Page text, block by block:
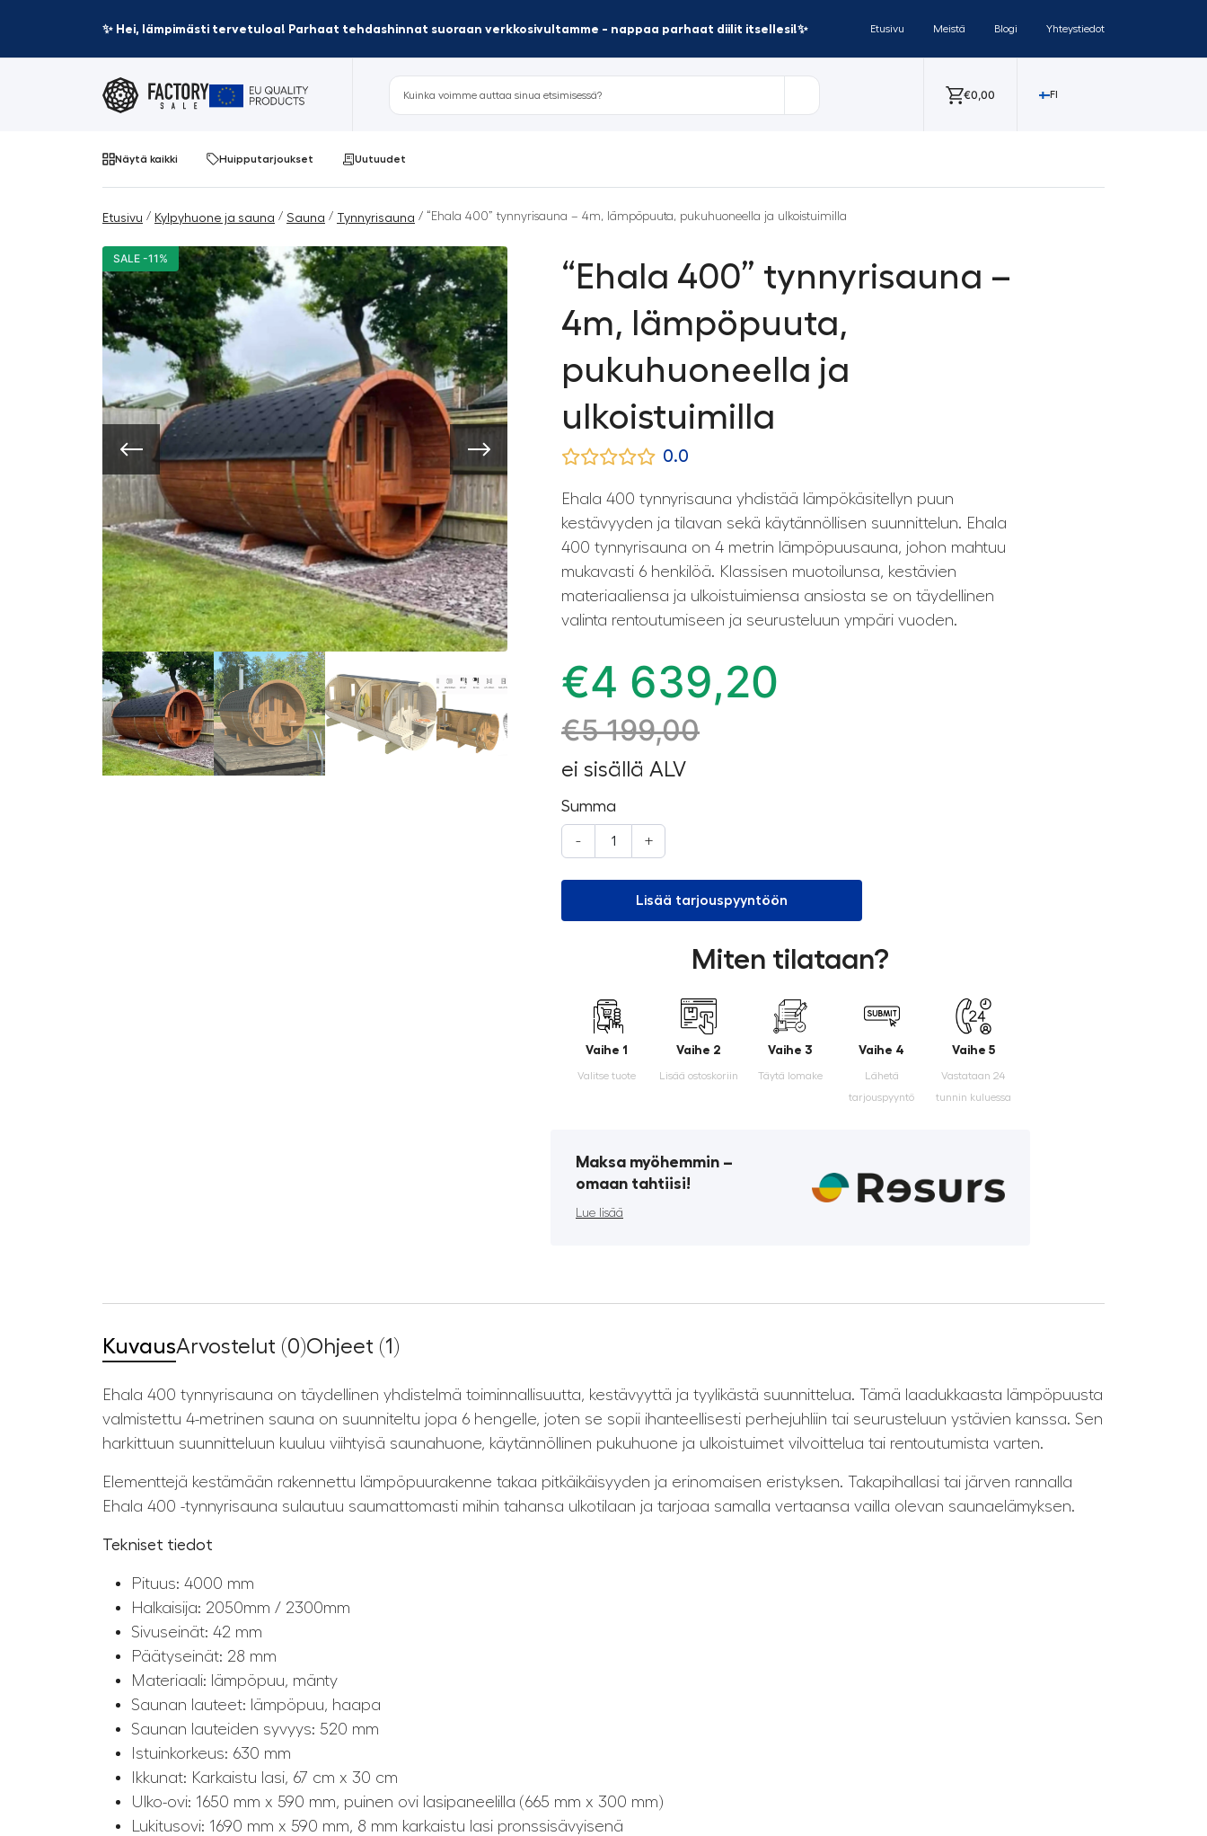
✨ Hei, lämpimästi tervetuloa! Parhaat tehdashinnat suoraan verkkosivultamme - nappaa parhaat diilit itsellesi!✨ Etusivu Meistä Blogi Yhteystiedot
€0,00 FI
Näytä kaikki Huipputarjoukset Uutuudet
Etusivu / Kylpyhuone ja sauna / Sauna / Tynnyrisauna / “Ehala 400” tynnyrisauna – 4m, lämpöpuuta, pukuhuoneella ja ulkoistuimilla
SALE -11%
“Ehala 400” tynnyrisauna –
4m, lämpöpuuta,
pukuhuoneella ja
ulkoistuimilla
0.0
Ehala 400 tynnyrisauna yhdistää lämpökäsitellyn puun
kestävyyden ja tilavan sekä käytännöllisen suunnittelun. Ehala
400 tynnyrisauna on 4 metrin lämpöpuusauna, johon mahtuu
mukavasti 6 henkilöä. Klassisen muotoilunsa, kestävien
materiaaliensa ja ulkoistuimiensa ansiosta se on täydellinen
valinta rentoutumiseen ja seurusteluun ympäri vuoden.
€4 639,20
€5 199,00
ei sisällä ALV
Summa
- +
Lisää tarjouspyyntöön
Miten tilataan?
Vaihe 1
Valitse tuote
Vaihe 2
Lisää ostoskoriin
Vaihe 3
Täytä lomake
Vaihe 4
Lähetä
tarjouspyyntö
Vaihe 5
Vastataan 24
tunnin kuluessa
Maksa myöhemmin ­–
omaan tahtiisi!
Lue lisää
KuvausArvostelut (0)Ohjeet (1)
Ehala 400 tynnyrisauna on täydellinen yhdistelmä toiminnallisuutta, kestävyyttä ja tyylikästä suunnittelua. Tämä laadukkaasta lämpöpuusta
valmistettu 4-metrinen sauna on suunniteltu jopa 6 hengelle, joten se sopii ihanteellisesti perhejuhliin tai seurusteluun ystävien kanssa. Sen
harkittuun suunnitteluun kuuluu viihtyisä saunahuone, käytännöllinen pukuhuone ja ulkoistuimet vilvoittelua tai rentoutumista varten.
Elementtejä kestämään rakennettu lämpöpuurakenne takaa pitkäikäisyyden ja erinomaisen eristyksen. Takapihallasi tai järven rannalla
Ehala 400 -tynnyrisauna sulautuu saumattomasti mihin tahansa ulkotilaan ja tarjoaa samalla vertaansa vailla olevan saunaelämyksen.
Tekniset tiedot
Pituus: 4000 mm
Halkaisija: 2050mm / 2300mm
Sivuseinät: 42 mm
Päätyseinät: 28 mm
Materiaali: lämpöpuu, mänty
Saunan lauteet: lämpöpuu, haapa
Saunan lauteiden syvyys: 520 mm
Istuinkorkeus: 630 mm
Ikkunat: Karkaistu lasi, 67 cm x 30 cm
Ulko-ovi: 1650 mm x 590 mm, puinen ovi lasipaneelilla (665 mm x 300 mm)
Lukitusovi: 1690 mm x 590 mm, 8 mm karkaistu lasi pronssisävyisenä